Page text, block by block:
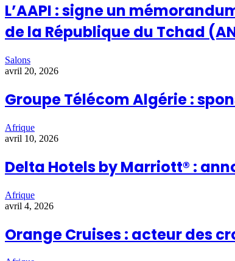
L’AAPI : signe un
de la République du Tchad
Salons
avril 20, 2026
Groupe Télécom Algérie :
Afrique
avril 10, 2026
Delta Hotels by Marriott® :
Afrique
avril 4, 2026
Orange Cruises : acteur des